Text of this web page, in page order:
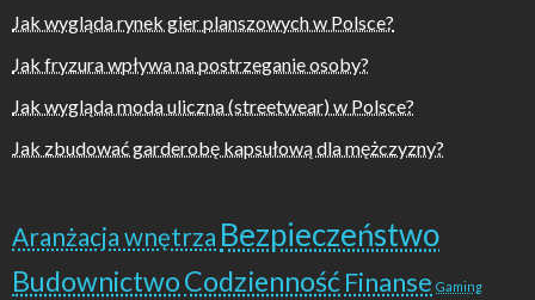
Jak wygląda rynek gier planszowych w Polsce?
Jak fryzura wpływa na postrzeganie osoby?
Jak wygląda moda uliczna (streetwear) w Polsce?
Jak zbudować garderobę kapsułową dla mężczyzny?
Aranżacja wnętrza Bezpieczeństwo
BudownictwoCodziennośćFinanse Gaming